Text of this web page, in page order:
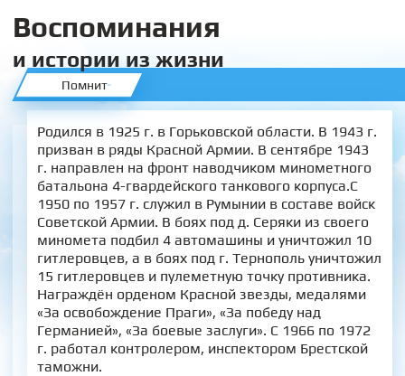
Воспоминания
и истории из жизни
Помнит
Родился в 1925 г. в Горьковской области. В 1943 г.
призван в ряды Красной Армии. В сентябре 1943
г. направлен на фронт наводчиком минометного
батальона 4-гвардейского танкового корпуса.С
1950 по 1957 г. служил в Румынии в составе войск
Советской Армии. В боях под д. Серяки из своего
миномета подбил 4 автомашины и уничтожил 10
гитлеровцев, а в боях под г. Тернополь уничтожил
15 гитлеровцев и пулеметную точку противника.
Награждён орденом Красной звезды, медалями
«За освобождение Праги», «За победу над
Германией», «За боевые заслуги». С 1966 по 1972
г. работал контролером, инспектором Брестской
таможни.